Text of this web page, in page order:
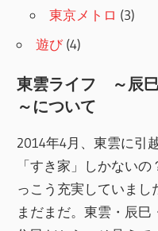
東京メトロ (3)
遊び (4)
東雲ライフ ～辰
～について
2014年4月、東雲に引
「すき家」しかない
っこう充実していま
まだまだ。東雲・辰